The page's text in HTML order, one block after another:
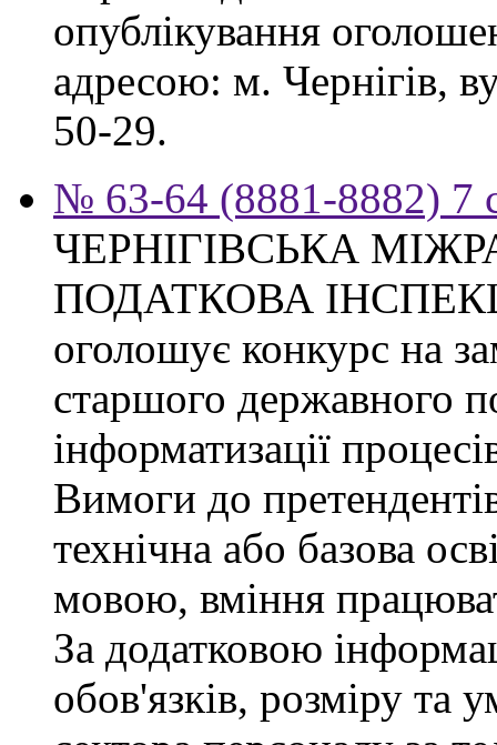
опублікування
адресою: м. Чернігів,
50-29.
№ 63-64 (8881-8882) 7
ЧЕРНІГІВСЬКА
ПОДАТКОВА
оголошує конкурс на
старшого державного
інформатизації
Вимоги до
технічна або базова
мовою, вміння
За додатковою
обов'язків, розміру та